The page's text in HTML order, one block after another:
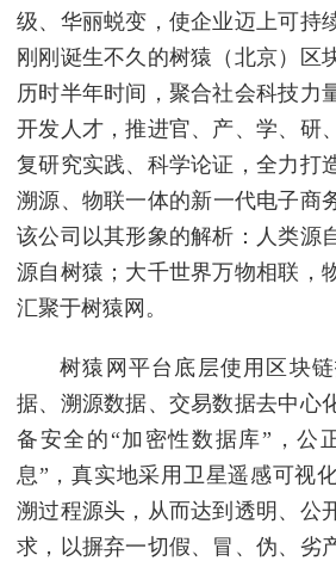
级、华丽蜕变，使企业迈上可持
刚刚诞生不久的树猿（北京）区
历时半年时间，聚合社会科技力
开发人才，推进官、产、学、研
复研究实践、科学论证，全力打
溯源、物联一体的新一代电子商
该公司以其形象的解析：人类源
源自树猿；大千世界万物相联，
汇聚于树猿网。
树猿网平台底层使用区块
据、溯源数据、交易数据去中心
备安全的“加密性数据库”，公
息”，真实地采用卫星遥感可视
溯过程源头，从而达到透明、公
求，以摒弃一切假、冒、伪、劣